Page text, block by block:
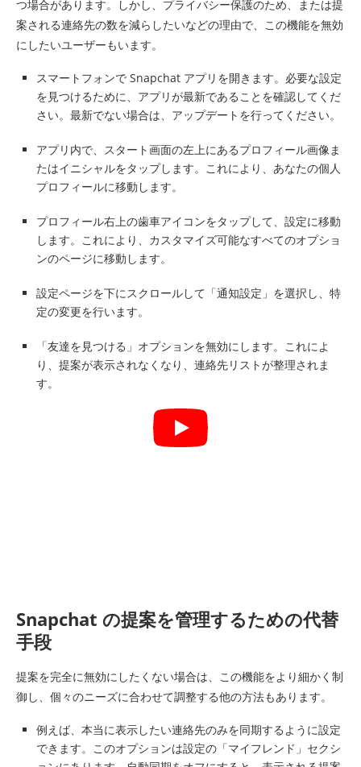
つ場合があります。しかし、プライバシー保護のため、または提
案される連絡先の数を減らしたいなどの理由で、この機能を無効
にしたいユーザーもいます。
スマートフォンで Snapchat アプリを開きます。必要な設定
を見つけるために、アプリが最新であることを確認してくだ
さい。最新でない場合は、アップデートを行ってください。
アプリ内で、スタート画面の左上にあるプロフィール画像ま
たはイニシャルをタップします。これにより、あなたの個人
プロフィールに移動します。
プロフィール右上の歯車アイコンをタップして、設定に移動
します。これにより、カスタマイズ可能なすべてのオプショ
ンのページに移動します。
設定ページを下にスクロールして「通知設定」を選択し、特
定の変更を行います。
「友達を見つける」オプションを無効にします。これによ
り、提案が表示されなくなり、連絡先リストが整理されま
す。
Snapchat の提案を管理するための代替
手段
提案を完全に無効にしたくない場合は、この機能をより細かく制
御し、個々のニーズに合わせて調整する他の方法もあります。
例えば、本当に表示したい連絡先のみを同期するように設定
できます。このオプションは設定の「マイフレンド」セクシ